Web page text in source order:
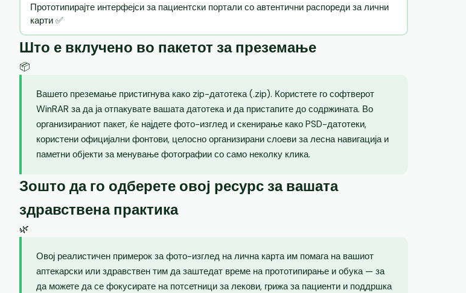
Прототипирајте интерфејси за пациентски портали со автентични распореди за лични
карти ✅
Што е вклучено во пакетот за преземање
📦
Вашето преземање пристигнува како zip-датотека (.zip). Користете го софтверот
WinRAR за да ја отпакувате вашата датотека и да пристапите до содржината. Во
организираниот пакет, ќе најдете фото-изглед и скенирање како PSD-датотеки,
користени официјални фонтови, целосно организирани слоеви за лесна навигација и
паметни објекти за менување фотографии со само неколку клика.
Зошто да го одберете овој ресурс за вашата
здравствена практика
🌿
Овој реалистичен примерок за фото-изглед на лична карта им помага на вашиот
аптекарски или здравствен тим да заштедат време на прототипирање и обука — за
да можете да се фокусирате на потсетници за лекови, грижа за пациенти и поддршка